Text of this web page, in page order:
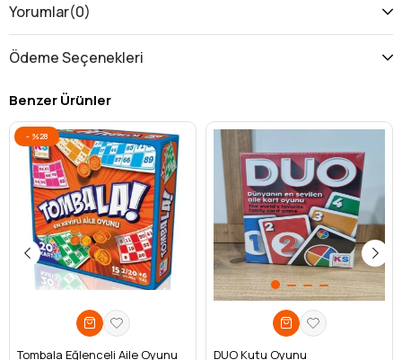
Yorumlar(0)
Ödeme Seçenekleri
Benzer Ürünler
Tombala Eğlenceli Aile Oyunu
%28
DUO Kutu Oyunu